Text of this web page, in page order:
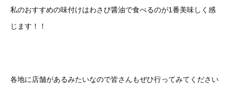
私のおすすめの味付けはわさび醤油で食べるのが1番美味しく感
じます！！
各地に店舗があるみたいなので皆さんもぜひ行ってみてください